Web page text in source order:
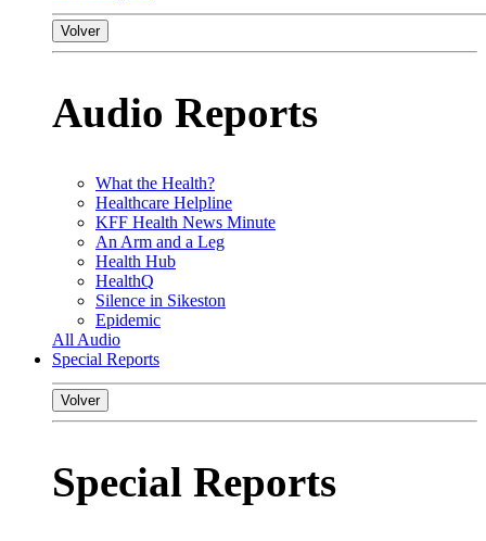
Volver
Audio Reports
What the Health?
Healthcare Helpline
KFF Health News Minute
An Arm and a Leg
Health Hub
HealthQ
Silence in Sikeston
Epidemic
All Audio
Special Reports
Volver
Special Reports